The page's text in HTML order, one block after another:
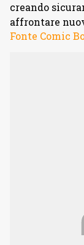
creando
affrontare
Fonte Comic